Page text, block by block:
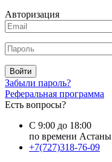
Авторизация
Войти
Забыли пароль?
Реферальная программа
Есть вопросы?
С 9:00 до 18:00
по времени Астаны
+7(727)318-76-09